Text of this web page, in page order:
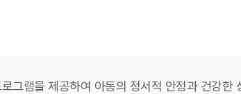
그램을 제공하여 아동의 정서적 안정과 건강한